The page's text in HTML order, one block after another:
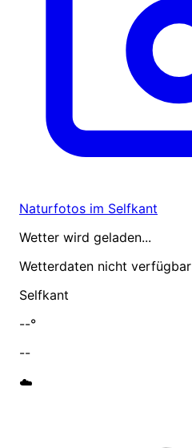
Naturfotos im Selfkant
Wetter wird geladen...
Wetterdaten nicht verfügbar
Selfkant
--°
--
☁️